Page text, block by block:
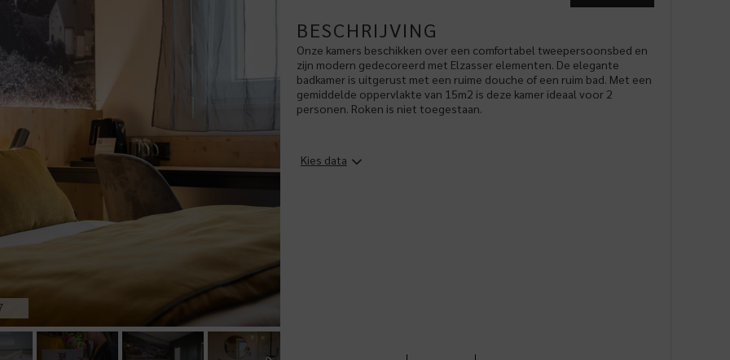
BESCHRIJVING
Onze kamers beschikken over een comfortabel tweepersoonsbed en
zijn modern gedecoreerd met Elzasser elementen. De elegante
badkamer is uitgerust met een ruime douche of een ruim bad. Met een
gemiddelde oppervlakte van 15m2 is deze kamer ideaal voor 2
personen. Roken is niet toegestaan.
Kies data